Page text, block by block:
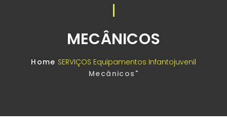
MECÂNICOS
Home SERVIÇOS Equipamentos Infantojuvenil
Mecânicos"